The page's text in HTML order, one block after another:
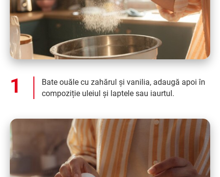
Bate ouăle cu zahărul și vanilia, adaugă apoi în
compoziție uleiul și laptele sau iaurtul.